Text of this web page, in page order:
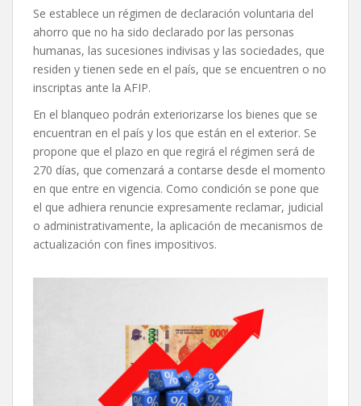
Se establece un régimen de declaración voluntaria del
ahorro que no ha sido declarado por las personas
humanas, las sucesiones indivisas y las sociedades, que
residen y tienen sede en el país, que se encuentren o no
inscriptas ante la AFIP.
En el blanqueo podrán exteriorizarse los bienes que se
encuentran en el país y los que están en el exterior. Se
propone que el plazo en que regirá el régimen será de
270 días, que comenzará a contarse desde el momento
en que entre en vigencia. Como condición se pone que
el que adhiera renuncie expresamente reclamar, judicial
o administrativamente, la aplicación de mecanismos de
actualización con fines impositivos.